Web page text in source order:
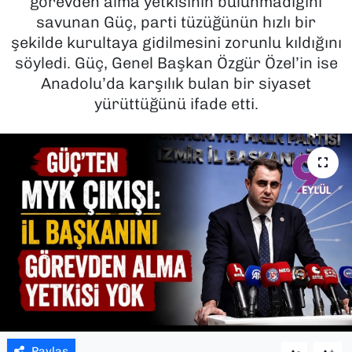
savunan Güç, parti tüzüğünün hızlı bir
şekilde kurultaya gidilmesini zorunlu kıldığını
söyledi. Güç, Genel Başkan Özgür Özel’in ise
Anadolu’da karşılık bulan bir siyaset
yürüttüğünü ifade etti.
SAĞLIK
SPOR
TEKNOLOJİ
YAŞAM
YEREL YÖNETİMLER